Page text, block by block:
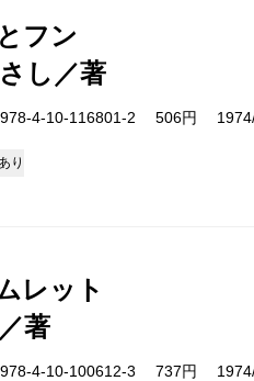
フン
し／著
4-10-116801-2 506円
り
レット
著
4-10-100612-3 737円 1974/